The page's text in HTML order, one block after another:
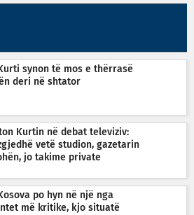
synon të mos e thërrasë
deri në shtator
Kurtin në debat televiziv:
vetë studion, gazetarin
jo takime private
po hyn në një nga
më kritike, kjo situatë